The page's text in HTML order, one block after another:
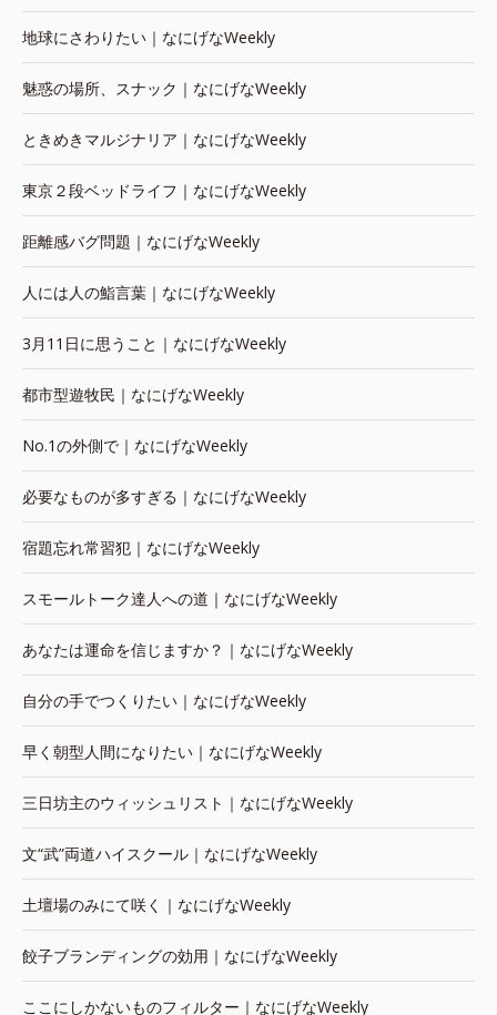
地球にさわりたい｜なにげなWeekly
魅惑の場所、スナック｜なにげなWeekly
ときめきマルジナリア｜なにげなWeekly
東京２段ベッドライフ｜なにげなWeekly
距離感バグ問題｜なにげなWeekly
人には人の鮨言葉｜なにげなWeekly
3月11日に思うこと｜なにげなWeekly
都市型遊牧民｜なにげなWeekly
No.1の外側で｜なにげなWeekly
必要なものが多すぎる｜なにげなWeekly
宿題忘れ常習犯｜なにげなWeekly
スモールトーク達人への道｜なにげなWeekly
あなたは運命を信じますか？｜なにげなWeekly
自分の手でつくりたい｜なにげなWeekly
早く朝型人間になりたい｜なにげなWeekly
三日坊主のウィッシュリスト｜なにげなWeekly
文“武”両道ハイスクール｜なにげなWeekly
土壇場のみにて咲く｜なにげなWeekly
餃子ブランディングの効用｜なにげなWeekly
ここにしかないものフィルター｜なにげなWeekly